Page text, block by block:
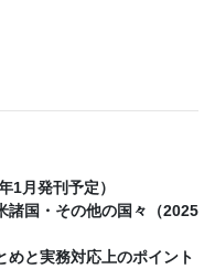
1月発刊予定）
諸国・その他の国々（2025
めと実務対応上のポイント